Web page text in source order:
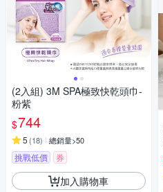
(2入組) 3M SPA極致快乾頭巾-
粉紫
$744
5 (18) 總銷量>50
挑戰低價 券
加入購物車